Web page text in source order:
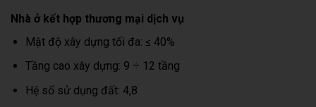
Nhà ở kết hợp thương mại dịch vụ
Mật độ xây dựng tối đa: ≤ 40%
Tầng cao xây dựng: 9 ÷ 12 tầng
Hệ số sử dụng đất: 4,8